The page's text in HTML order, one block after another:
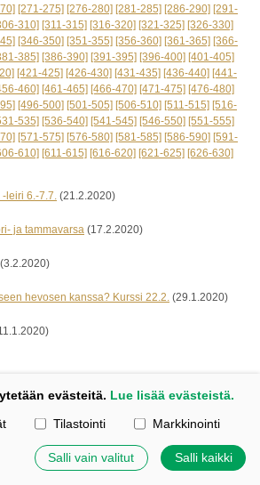
[271-275] [276-280] [281-285] [286-290] [291-
310] [311-315] [316-320] [321-325] [326-330]
[346-350] [351-355] [356-360] [361-365] [366-
385] [386-390] [391-395] [396-400] [401-405]
[421-425] [426-430] [431-435] [436-440] [441-
460] [461-465] [466-470] [471-475] [476-480]
[496-500] [501-505] [506-510] [511-515] [516-
535] [536-540] [541-545] [546-550] [551-555]
[571-575] [576-580] [581-585] [586-590] [591-
610] [611-615] [616-620] [621-625] [626-630]
leiri 6.-7.7. (21.2.2020)
ja tammavarsa (17.2.2020)
(3.2.2020)
hevosen kanssa? Kurssi 22.2. (29.1.2020)
evästeitä. Lue lisää evästeistä.
Tilastointi Markkinointi
Salli vain valitut Salli kaikki